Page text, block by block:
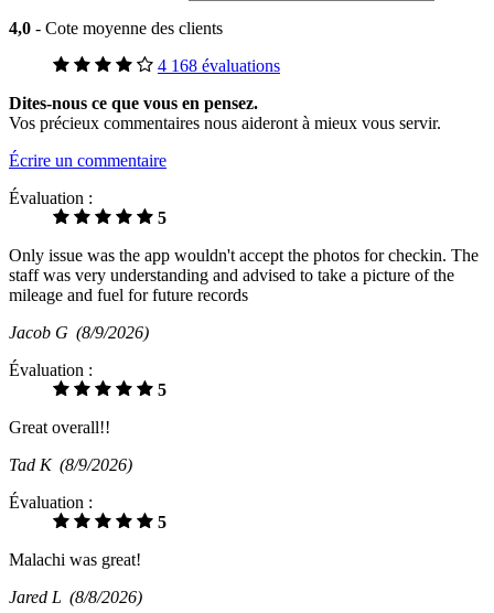
4,0 - Cote moyenne des clients
4 168 évaluations
Dites-nous ce que vous en pensez.
Vos précieux commentaires nous aideront à mieux vous servir.
Écrire un commentaire
Évaluation :
5
Only issue was the app wouldn't accept the photos for checkin. The
staff was very understanding and advised to take a picture of the
mileage and fuel for future records
Jacob G (8/9/2026)
Évaluation :
5
Great overall!!
Tad K (8/9/2026)
Évaluation :
5
Malachi was great!
Jared L (8/8/2026)